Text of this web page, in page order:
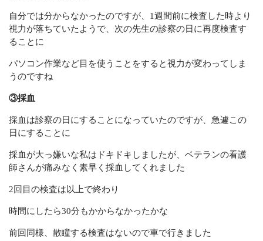
自分では分からなかったのですが、1週間前に検査した時より
視力が落ちていたようで、次の先生の診察の日に再度検査す
ることに
パソコン作業など目を使うことをすると視力が変わってしま
うのですね
③採血
採血は診察の日にすることになっていたのですが、急遽この
日にすることに
採血が大っ嫌いな私はドキドキしましたが、ベテランの看護
師さんが痛みなく素早く採血してくれました
2回目の検査は以上で終わり
時間にしたら30分もかからなかったかな
前回同様、散瞳する検査はないので車で行きました